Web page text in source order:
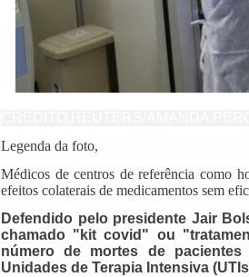
Legenda da foto,
Médicos de centros de referência como
efeitos colaterais de medicamentos sem
Defendido pelo presidente Jair
chamado "kit covid" ou
número de mortes de
Unidades de Terapia Intensiva